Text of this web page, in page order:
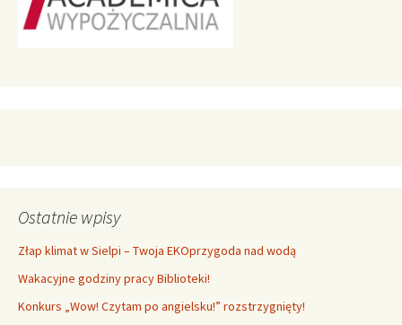
Ostatnie wpisy
Złap klimat w Sielpi – Twoja EKOprzygoda nad wodą
Wakacyjne godziny pracy Biblioteki!
Konkurs „Wow! Czytam po angielsku!” rozstrzygnięty!